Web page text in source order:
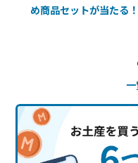
め商品セットが当たる！